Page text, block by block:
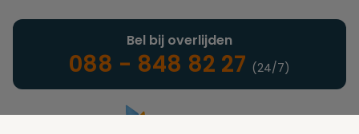
Bel bij overlijden
088 - 848 82 27 (24/7)